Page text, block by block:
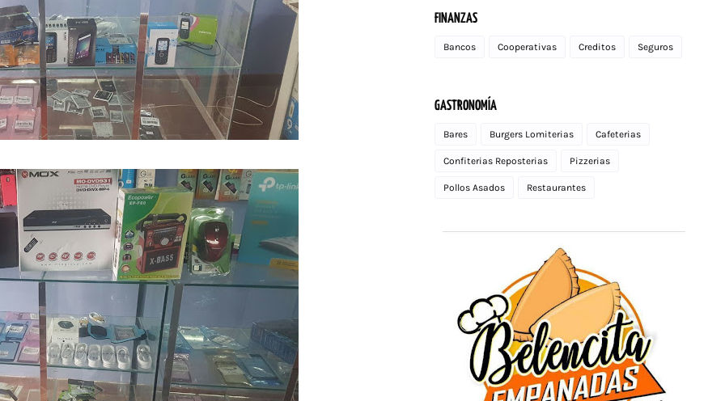
FINANZAS
Bancos Cooperativas Creditos Seguros
GASTRONOMÍA
Bares Burgers Lomiterias Cafeterias
Confiterias Reposterias Pizzerias
Pollos Asados Restaurantes